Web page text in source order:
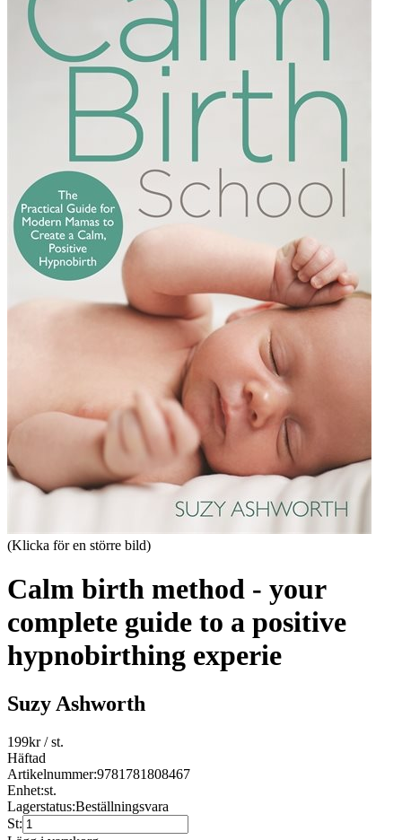
(Klicka för en större bild)
Calm birth method - your
complete guide to a positive
hypnobirthing experie
Suzy Ashworth
199kr/ st.
Häftad
Artikelnummer:9781781808467
Enhet:st.
Lagerstatus:Beställningsvara
St: